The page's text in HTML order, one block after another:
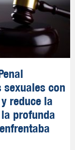
con
reduce la
profunda